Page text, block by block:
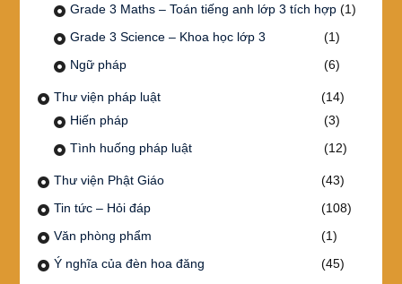
Grade 3 Maths – Toán tiếng anh lớp 3 tích hợp(1)
Grade 3 Science – Khoa học lớp 3
(1)
Ngữ pháp
(6)
Thư viện pháp luật
(14)
Hiến pháp
(3)
Tình huống pháp luật
(12)
Thư viện Phật Giáo
(43)
Tin tức – Hỏi đáp
(108)
Văn phòng phẩm
(1)
Ý nghĩa của đèn hoa đăng
(45)